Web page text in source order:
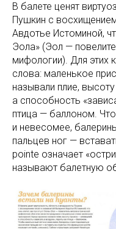
В балете ценят
Пушкин с
Авдотье Истоминой,
Эола» (Эол —
мифологии). Для этих
слова: маленькое
называли плие,
а способность
птица — баллоном.
и невесомее,
пальцев ног —
pointe означает
называют балетную